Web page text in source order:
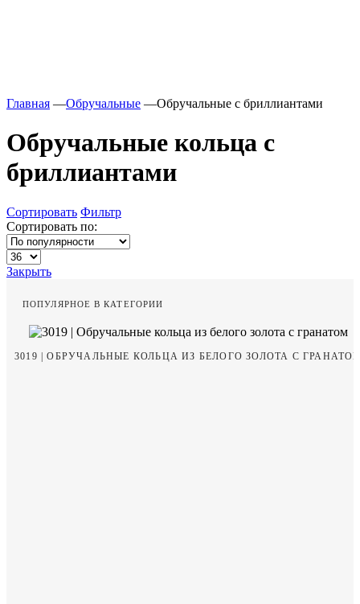
Главная —Обручальные —Обручальные с бриллиантами
Обручальные кольца с
бриллиантами
Сортировать Фильтр
Сортировать по:
Закрыть
ПОПУЛЯРНОЕ В КАТЕГОРИИ
3019 | ОБРУЧАЛЬНЫЕ КОЛЬЦА ИЗ БЕЛОГО ЗОЛОТА С